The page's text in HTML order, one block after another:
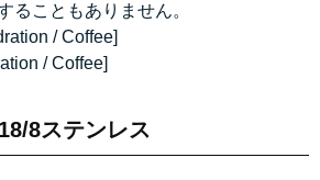
ることもありません。
/ Coffee]
/ Coffee]
18/8ステンレス